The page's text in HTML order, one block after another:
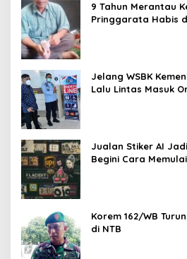
9 Tahun Merantau
Pringgarata Habis
Jelang WSBK
Lalu Lintas Masuk
Jualan Stiker AI
Begini Cara
Korem 162/WB
di NTB